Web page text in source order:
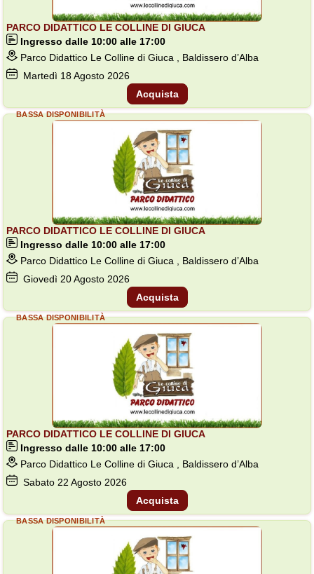
PARCO DIDATTICO LE COLLINE DI GIUCA
Ingresso dalle 10:00 alle 17:00
Parco Didattico Le Colline di Giuca , Baldissero d’Alba
Martedì 18Agosto 2026
Acquista
PARCO DIDATTICO LE COLLINE DI GIUCA
Ingresso dalle 10:00 alle 17:00
Parco Didattico Le Colline di Giuca , Baldissero d’Alba
Giovedì 20Agosto 2026
BASSA DISPONIBILITÀ
Acquista
PARCO DIDATTICO LE COLLINE DI GIUCA
Ingresso dalle 10:00 alle 17:00
Parco Didattico Le Colline di Giuca , Baldissero d’Alba
Sabato 22 Agosto 2026
BASSA DISPONIBILITÀ
Acquista
BASSA DISPONIBILITÀ